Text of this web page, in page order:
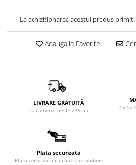
La achizitionarea acestui produs primiti
Adauga la Favorite
LIVRARE GRATUITĂ
la comenzi peste 249 lei
Plata securizata
Plata securizata cu card sau ramburs